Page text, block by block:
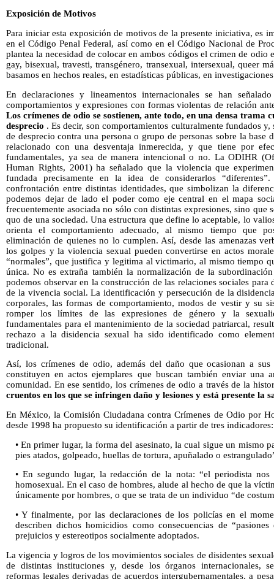
Exposición de Motivos
Para iniciar esta exposición de motivos de la presente iniciativa, es
en el Código Penal Federal, así como en el Código Nacional de
plantea la necesidad de colocar en ambos códigos el crimen de
gay, bisexual, travesti, transgénero, transexual, intersexual, queer
basamos en hechos reales, en estadísticas públicas, en
En declaraciones y lineamentos internacionales se han
comportamientos y expresiones con formas violentas de relación
Los crímenes de odio se sostienen, ante todo, en una densa
desprecio . Es decir, son comportamientos culturalmente fundados
de desprecio contra una persona o grupo de personas sobre la
relacionado con una desventaja inmerecida, y que tiene por
fundamentales, ya sea de manera intencional o no. La ODIHR
Human Rights, 2001) ha señalado que la violencia que
fundada precisamente en la idea de considerarlos
confrontación entre distintas identidades, que simbolizan la
podemos dejar de lado el poder como eje central en el mapa
frecuentemente asociada no sólo con distintas expresiones, sino que
quo de una sociedad. Una estructura que define lo aceptable, lo
orienta el comportamiento adecuado, al mismo tiempo que
eliminación de quienes no lo cumplen. Así, desde las amenazas
los golpes y la violencia sexual pueden convertirse en actos
“normales”, que justifica y legitima al victimario, al mismo tiempo
única. No es extraña también la normalización de la
podemos observar en la construcción de las relaciones sociales
de la vivencia social. La identificación y persecución de la
corporales, las formas de comportamiento, modos de vestir y su
romper los límites de las expresiones de género y la
fundamentales para el mantenimiento de la sociedad patriarcal,
rechazo a la disidencia sexual ha sido identificado como
tradicional.
Así, los crímenes de odio, además del daño que ocasionan a
constituyen en actos ejemplares que buscan también enviar una
comunidad. En ese sentido, los crímenes de odio a través de la
cruentos en los que se infringen daño y lesiones y está presente la
En México, la Comisión Ciudadana contra Crímenes de Odio por
desde 1998 ha propuesto su identificación a partir de tres indicadores:
• En primer lugar, la forma del asesinato, la cual sigue un mismo
pies atados, golpeado, huellas de tortura, apuñalado o
• En segundo lugar, la redacción de la nota: “el periodista
homosexual. En el caso de hombres, alude al hecho de que la
únicamente por hombres, o que se trata de un individuo “de
• Y finalmente, por las declaraciones de los policías en el
describen dichos homicidios como consecuencias de
prejuicios y estereotipos socialmente adoptados.
La vigencia y logros de los movimientos sociales de disidentes
de distintas instituciones y, desde los órganos internacionales,
reformas legales derivadas de acuerdos intergubernamentales, a